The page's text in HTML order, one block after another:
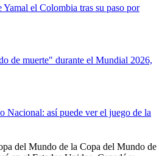
el Colombia tras su paso por
de muerte" durante el Mundial 2026,
Nacional: así puede ver el juego de la
del Mundo de la Copa del Mundo de